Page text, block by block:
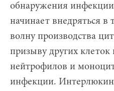
обнаружения
начинает внедряться
волну производства
призыву других
нейтрофилов и
инфекции. Интерлюкин